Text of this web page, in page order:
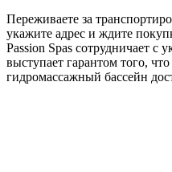
Переживаете за
укажите адрес и ждите
Passion Spas сотрудничает с
выступает гарантом того,
гидромассажный бассейн